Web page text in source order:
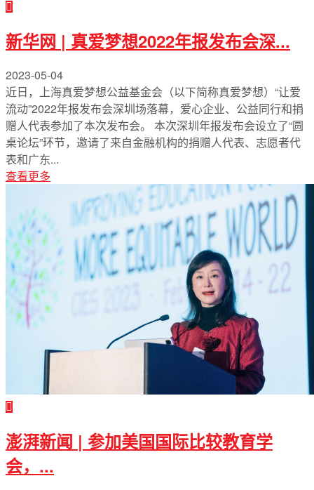
新华网 | 真爱梦想2022年报发布会深...
2023-05-04
近日，上海真爱梦想公益基金会（以下简称真爱梦想）“让爱
流动”2022年报发布会深圳场落幕，爱心企业、公益同行和捐
赠人代表参加了本次发布会。 本次深圳年报发布会设立了“圆
桌论坛”环节，邀请了来自金融机构的捐赠人代表、志愿者代
表和广东...
查看更多
澎湃新闻 | 参加美国国际比较教育学
会，...